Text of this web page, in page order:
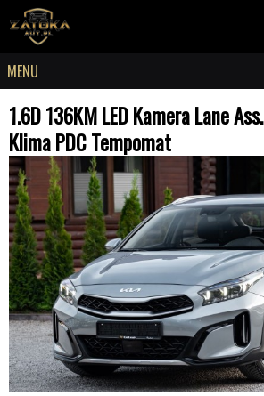
MENU
1.6D 136KM LED Kamera Lane
Klima PDC Tempomat